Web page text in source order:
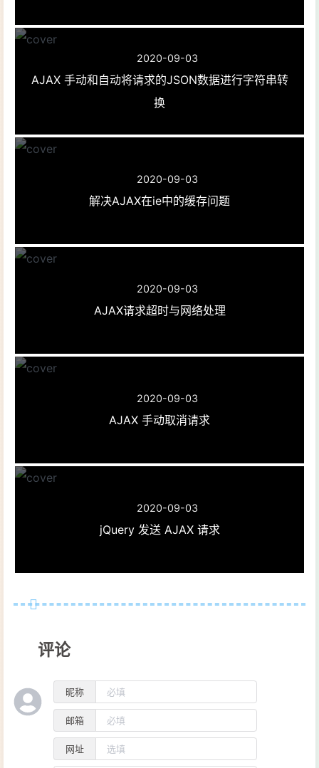
2020-09-03
AJAX 手动和自动将请求的JSON数据进行字符串转
换
2020-09-03
解决AJAX在ie中的缓存问题
2020-09-03
AJAX请求超时与网络处理
2020-09-03
AJAX 手动取消请求
2020-09-03
jQuery 发送 AJAX 请求
评论
昵称
邮箱
网址